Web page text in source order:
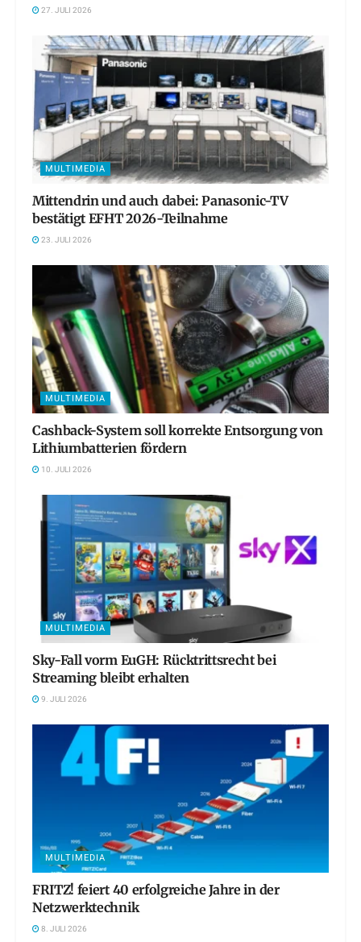
27. JULI 2026
MULTIMEDIA
Mittendrin und auch dabei: Panasonic-TV
bestätigt EFHT 2026-Teilnahme
23. JULI 2026
MULTIMEDIA
Cashback-System soll korrekte Entsorgung von
Lithiumbatterien fördern
10. JULI 2026
MULTIMEDIA
Sky-Fall vorm EuGH: Rücktrittsrecht bei
Streaming bleibt erhalten
9. JULI 2026
MULTIMEDIA
FRITZ! feiert 40 erfolgreiche Jahre in der
Netzwerktechnik
8. JULI 2026